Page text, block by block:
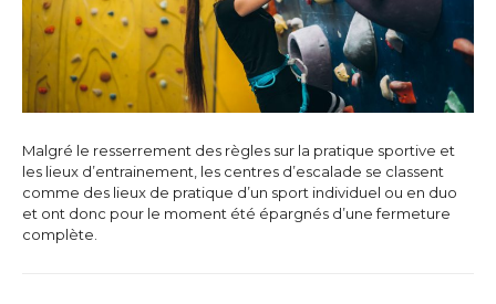
Malgré le resserrement des règles sur la pratique sportive et
les lieux d’entrainement, les centres d’escalade se classent
comme des lieux de pratique d’un sport individuel ou en duo
et ont donc pour le moment été épargnés d’une fermeture
complète.